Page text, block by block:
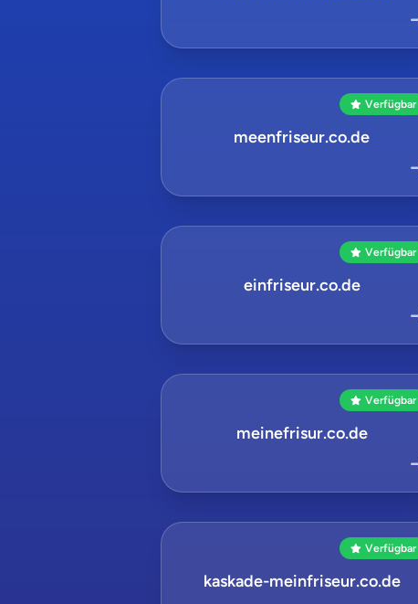
Verfügbar
meenfriseur.co.de
Verfügbar
einfriseur.co.de
Verfügbar
meinefrisur.co.de
Verfügbar
kaskade-meinfriseur.co.de